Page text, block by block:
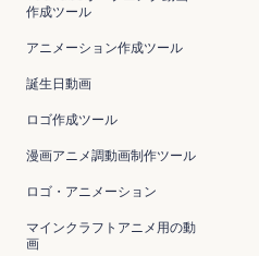
作成ツール
アニメーション作成ツール
誕生日動画
ロゴ作成ツール
漫画アニメ調動画制作ツール
ロゴ・アニメーション
マインクラフトアニメ用の動
画